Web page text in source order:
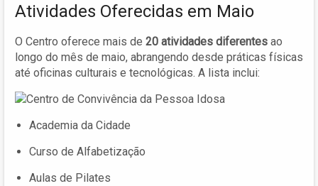
Atividades Oferecidas em Maio
O Centro oferece mais de 20 atividades diferentes ao
longo do mês de maio, abrangendo desde práticas físicas
até oficinas culturais e tecnológicas. A lista inclui:
Academia da Cidade
Curso de Alfabetização
Aulas de Pilates